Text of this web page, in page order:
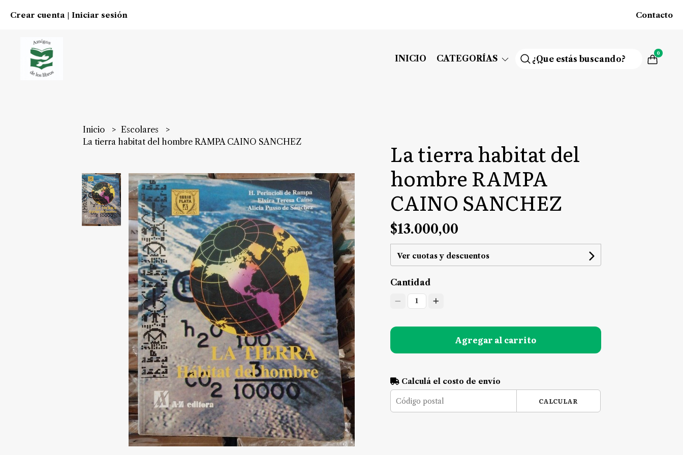
Crear cuenta Iniciar sesión Contacto
INICIO CATEGORÍAS
0
Inicio
Escolares
La tierra habitat del hombre RAMPA CAINO SANCHEZ
La tierra habitat del
hombre RAMPA
CAINO SANCHEZ
$13.000,00
Ver cuotas y descuentos
Cantidad
1
Agregar al carrito
Calculá el costo de envío
CALCULAR